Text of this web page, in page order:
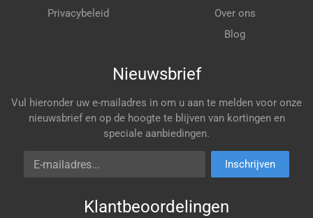
Privacybeleid
Over ons
Blog
Nieuwsbrief
Vul hieronder uw e-mailadres in om u aan te melden voor onze
nieuwsbrief en op de hoogte te blijven van kortingen en
speciale aanbiedingen.
E-mailadres
Inschrijven
Klantbeoordelingen